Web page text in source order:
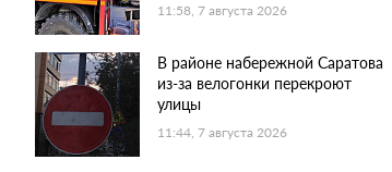
11:58, 7 августа 2026
В районе набережной Саратова
из-за велогонки перекроют
улицы
11:44, 7 августа 2026